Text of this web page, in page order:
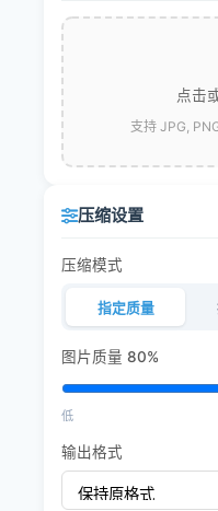
点击
支持 JPG,
压缩设置
压缩模式
指定质量
图片质量 80%
低
输出格式